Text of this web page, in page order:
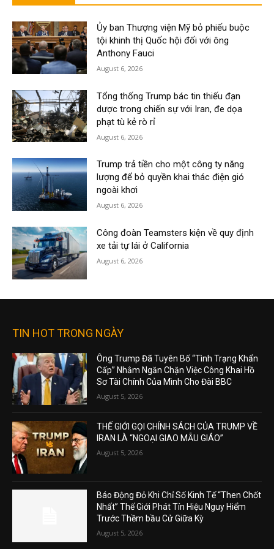
Ủy ban Thượng viện Mỹ bỏ phiếu buộc
tội khinh thị Quốc hội đối với ông
Anthony Fauci
August 6, 2026
Tổng thống Trump bác tin thiếu đạn
dược trong chiến sự với Iran, đe dọa
phạt tù kẻ rò rỉ
August 6, 2026
Trump trả tiền cho một công ty năng
lượng để bỏ quyền khai thác điện gió
ngoài khơi
August 6, 2026
Công đoàn Teamsters kiện về quy định
xe tải tự lái ở California
August 6, 2026
TIN HOT TRONG NGÀY
Ông Trump Đã Tuyên Bố “Tình Trạng Khẩn
Cấp” Nhằm Ngăn Chặn Việc Công Khai Hồ
Sơ Tài Chính Của Mình Cho Đài BBC
August 5, 2026
THẾ GIỚI GỌI CHÍNH SÁCH CỦA TRUMP VỀ
IRAN LÀ “NGOẠI GIAO MẪU GIÁO”
August 5, 2026
Báo Động Đỏ Khi Chỉ Số Kinh Tế “Then Chốt
Nhất” Thế Giới Phát Tín Hiệu Nguy Hiểm
Trước Thềm bầu Cử Giữa Kỳ
August 5, 2026